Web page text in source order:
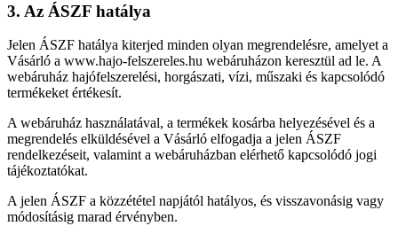
3. Az ÁSZF hatálya
Jelen ÁSZF hatálya kiterjed minden olyan megrendelésre, amelyet a
Vásárló a www.hajo-felszereles.hu webáruházon keresztül ad le. A
webáruház hajófelszerelési, horgászati, vízi, műszaki és kapcsolódó
termékeket értékesít.
A webáruház használatával, a termékek kosárba helyezésével és a
megrendelés elküldésével a Vásárló elfogadja a jelen ÁSZF
rendelkezéseit, valamint a webáruházban elérhető kapcsolódó jogi
tájékoztatókat.
A jelen ÁSZF a közzététel napjától hatályos, és visszavonásig vagy
módosításig marad érvényben.